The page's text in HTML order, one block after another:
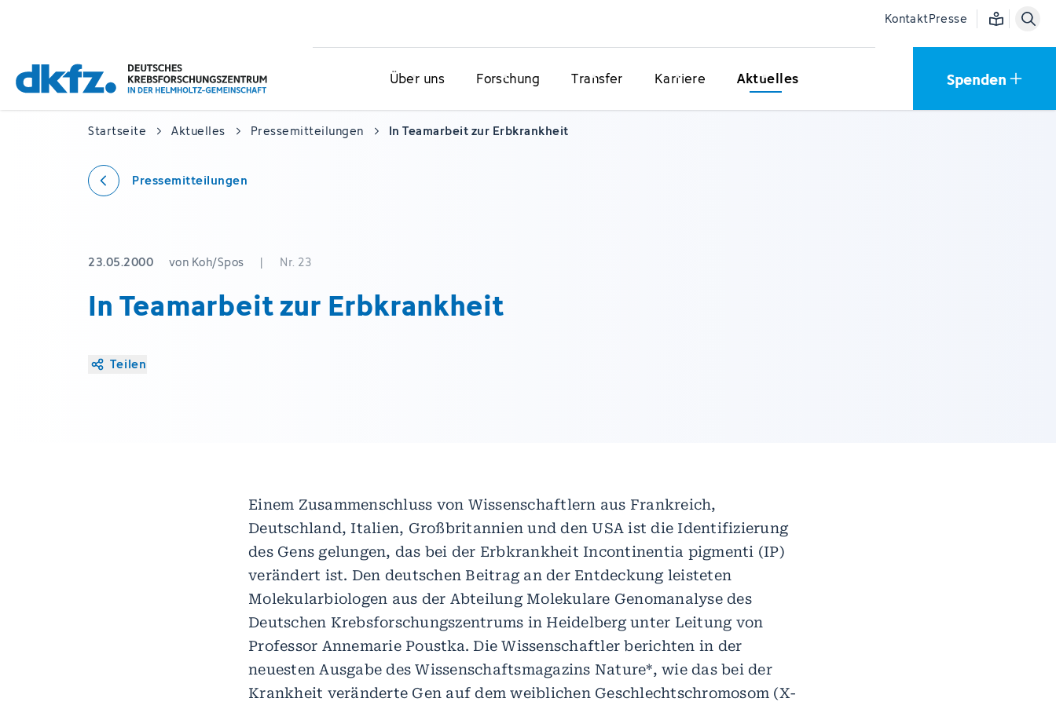
KontaktPresse Einfache
Über uns Forschung Transfer Karriere Aktuelles Spenden
Startseite Aktuelles Pressemitteilungen In Teamarbeit zur Erbkrankheit
Pressemitteilungen
23.05.2000 von Koh/Spos | Nr. 23
In Teamarbeit zur Erbkrankheit
Teilen
Einem Zusammenschluss von Wissenschaftlern aus Frankreich,
Deutschland, Italien, Großbritannien und den USA ist die Identifizierung
des Gens gelungen, das bei der Erbkrankheit Incontinentia pigmenti (IP)
verändert ist. Den deutschen Beitrag an der Entdeckung leisteten
Molekularbiologen aus der Abteilung Molekulare Genomanalyse des
Deutschen Krebsforschungszentrums in Heidelberg unter Leitung von
Professor Annemarie Poustka. Die Wissenschaftler berichten in der
neuesten Ausgabe des Wissenschaftsmagazins Nature*, wie das bei der
Krankheit veränderte Gen auf dem weiblichen Geschlechtschromosom (X-